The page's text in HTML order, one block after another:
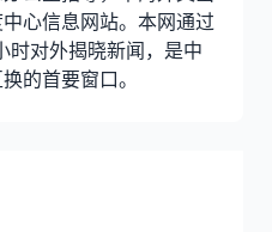
心信息网站。本网通过
时对外揭晓新闻，是中
的首要窗口。